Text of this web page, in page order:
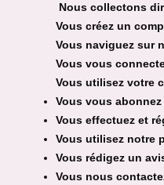
Nous collectons
Vous créez un
Vous naviguez sur
Vous vous
Vous utilisez votre
Vous vous
Vous effectuez et
Vous utilisez notre
Vous rédigez un
Vous nous